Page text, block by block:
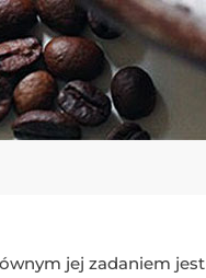
jej zadaniem jest